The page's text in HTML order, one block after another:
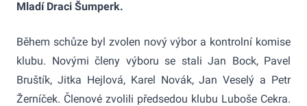
Mladí Draci Šumperk.
Během schůze byl zvolen nový výbor a kontrolní komise
klubu. Novými členy výboru se stali Jan Bock, Pavel
Bruštík, Jitka Hejlová, Karel Novák, Jan Veselý a Petr
Žerníček. Členové zvolili předsedou klubu Luboše Cekra.